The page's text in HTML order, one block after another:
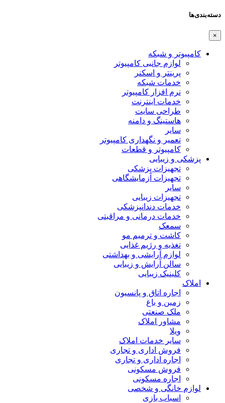
دسته‌بندی‌ها
×
کامپیوتر و شبکه
لوازم جانبی کامپیوتر
پرینتر و اسکنر
خدمات شبکه
نرم افزار کامپیوتر
خدمات اینترنت
طراحی سایت
هاستینگ و دامنه
سایر
تعمیر و نگهداری کامپیوتر
کامپیوتر و قطعات
پزشکی و زیبایی
تجهیزات پزشکی
تجهیزات آزمایشگاهی
سایر
تجهیزات زیبایی
خدمات دندانپزشکی
خدمات درمانی و مراقبتی
سمعک
کاشت و ترمیم مو
تغذیه و رژیم غذایی
لوازم آرایشی و بهداشتی
سالن آرایش و زیبایی
کلینیک زیبایی
املاک
اجاره اتاق و پانسیون
زمین و باغ
ملک صنعتی
مشاور املاک
ویلا
سایر خدمات املاک
فروش اداری و تجاری
اجاره اداری و تجاری
فروش مسکونی
اجاره مسکونی
لوازم خانگی و شخصی
اسباب بازی